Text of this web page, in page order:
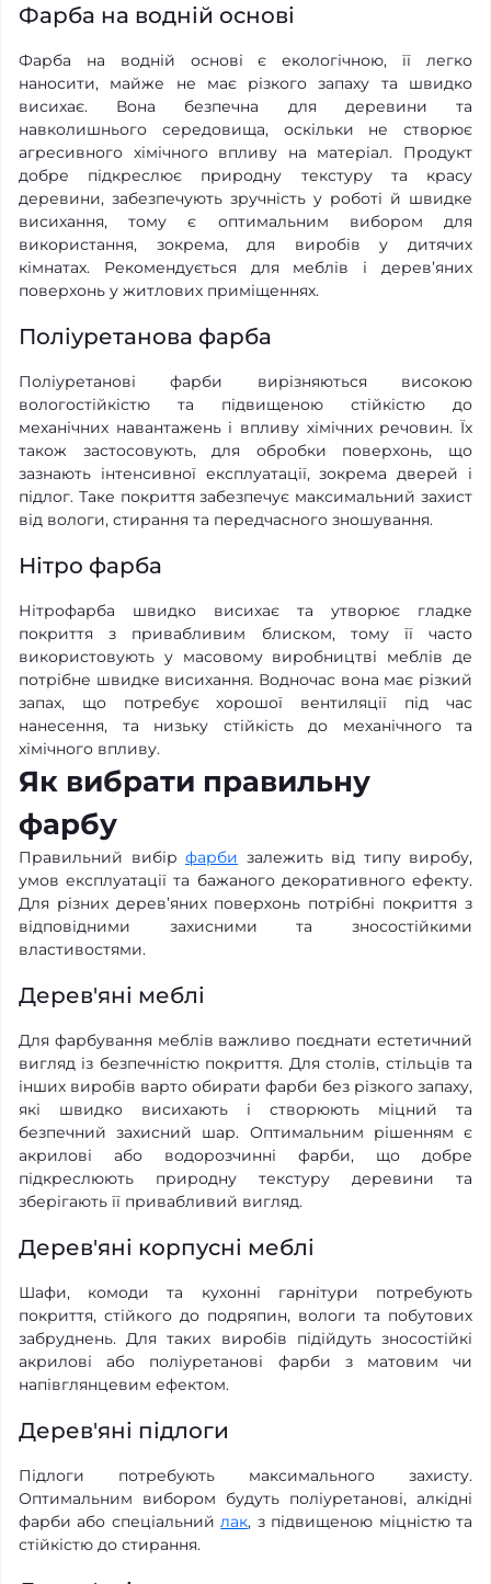
Фарба на водній основі
Фарба на водній основі є екологічною, її легко
наносити, майже не має різкого запаху та швидко
висихає. Вона безпечна для деревини та
навколишнього середовища, оскільки не створює
агресивного хімічного впливу на матеріал. Продукт
добре підкреслює природну текстуру та красу
деревини, забезпечують зручність у роботі й швидке
висихання, тому є оптимальним вибором для
використання, зокрема, для виробів у дитячих
кімнатах. Рекомендується для меблів і дерев’яних
поверхонь у житлових приміщеннях.
Поліуретанова фарба
Поліуретанові фарби вирізняються високою
вологостійкістю та підвищеною стійкістю до
механічних навантажень і впливу хімічних речовин. Їх
також застосовують, для обробки поверхонь, що
зазнають інтенсивної експлуатації, зокрема дверей і
підлог. Таке покриття забезпечує максимальний захист
від вологи, стирання та передчасного зношування.
Нітро фарба
Нітрофарба швидко висихає та утворює гладке
покриття з привабливим блиском, тому її часто
використовують у масовому виробництві меблів де
потрібне швидке висихання. Водночас вона має різкий
запах, що потребує хорошої вентиляції під час
нанесення, та низьку стійкість до механічного та
хімічного впливу.
Як вибрати правильну
фарбу
Правильний вибір фарби залежить від типу виробу,
умов експлуатації та бажаного декоративного ефекту.
Для різних дерев’яних поверхонь потрібні покриття з
відповідними захисними та зносостійкими
властивостями.
Дерев'яні меблі
Для фарбування меблів важливо поєднати естетичний
вигляд із безпечністю покриття. Для столів, стільців та
інших виробів варто обирати фарби без різкого запаху,
які швидко висихають і створюють міцний та
безпечний захисний шар. Оптимальним рішенням є
акрилові або водорозчинні фарби, що добре
підкреслюють природну текстуру деревини та
зберігають її привабливий вигляд.
Дерев'яні корпусні меблі
Шафи, комоди та кухонні гарнітури потребують
покриття, стійкого до подряпин, вологи та побутових
забруднень. Для таких виробів підійдуть зносостійкі
акрилові або поліуретанові фарби з матовим чи
напівглянцевим ефектом.
Дерев'яні підлоги
Підлоги потребують максимального захисту.
Оптимальним вибором будуть поліуретанові, алкідні
фарби або спеціальний лак, з підвищеною міцністю та
стійкістю до стирання.